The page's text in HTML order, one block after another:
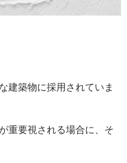
建築物に採用されていま
重要視される場合に、そ